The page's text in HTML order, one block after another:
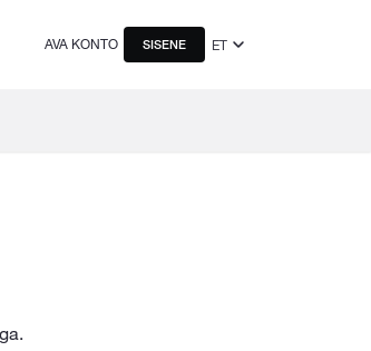
AVA KONTO SISENE ET